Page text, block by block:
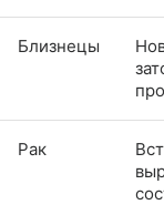
Близнецы
Рак